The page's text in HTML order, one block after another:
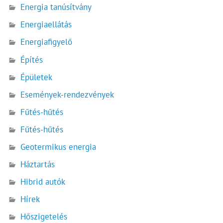
Energia tanúsítvány
Energiaellátás
Energiafigyelő
Építés
Épületek
Események-rendezvények
Fűtés-hűtés
Fűtés-hűtés
Geotermikus energia
Háztartás
Hibrid autók
Hírek
Hőszigetelés